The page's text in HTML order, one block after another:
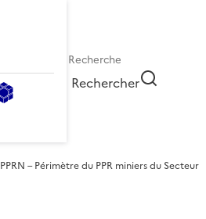
Rechercher
PPRN – Périmètre du PPR miniers du Secteur